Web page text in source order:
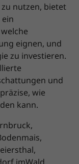
nutzen, bietet
eignen, und
zu investieren.
und
wie
kann.